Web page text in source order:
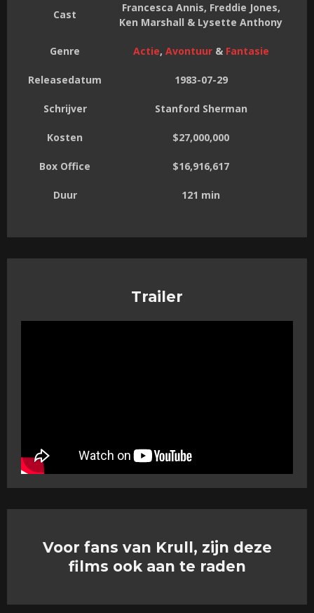
Cast
Francesca Annis, Freddie Jones,
Ken Marshall & Lysette Anthony
Genre Actie, Avontuur& Fantasie
Releasedatum 1983-07-29
Schrijver Stanford Sherman
Kosten $27,000,000
Box Office $16,916,617
Duur 121 min
Trailer
Voor fans van Krull, zijn deze
films ook aan te raden